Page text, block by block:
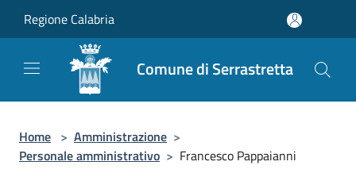
Regione Calabria
Comune di Serrastretta
Home > Amministrazione >
Personale amministrativo > Francesco Pappaianni